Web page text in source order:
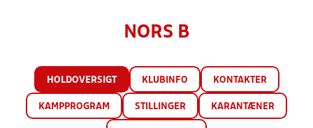
NORS B
HOLDOVERSIGT KLUBINFO KONTAKTER
KAMPPROGRAM STILLINGER KARANTÆNER